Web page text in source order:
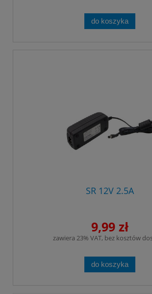
do koszyka
SR 12V 2.5A
9,99 zł
zawiera 23% VAT, bez kosztów
do koszyka